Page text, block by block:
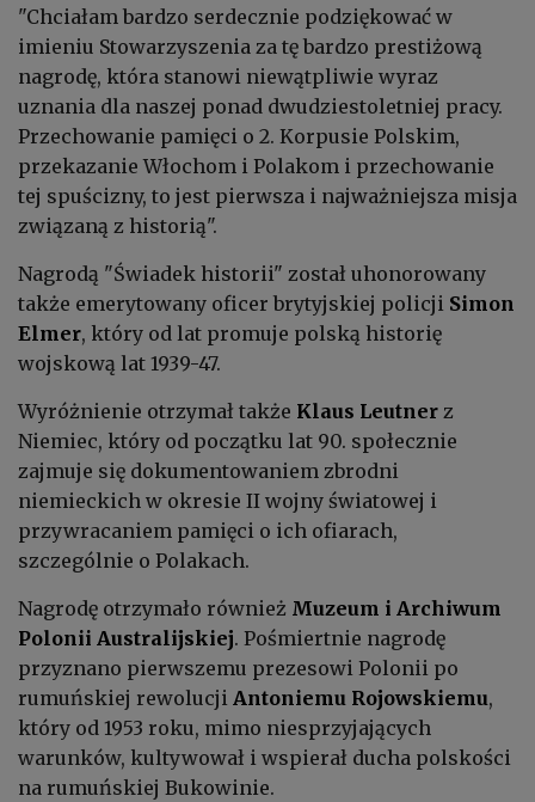
"Chciałam bardzo serdecznie podziękować w
imieniu Stowarzyszenia za tę bardzo prestiżową
nagrodę, która stanowi niewątpliwie wyraz
uznania dla naszej ponad dwudziestoletniej pracy.
Przechowanie pamięci o 2. Korpusie Polskim,
przekazanie Włochom i Polakom i przechowanie
tej spuścizny, to jest pierwsza i najważniejsza misja
związaną z historią".
Nagrodą "Świadek historii" został uhonorowany
także emerytowany oficer brytyjskiej policji Simon
Elmer, który od lat promuje polską historię
wojskową lat 1939-47.
Wyróżnienie otrzymał także Klaus Leutner z
Niemiec, który od początku lat 90. społecznie
zajmuje się dokumentowaniem zbrodni
niemieckich w okresie II wojny światowej i
przywracaniem pamięci o ich ofiarach,
szczególnie o Polakach.
Nagrodę otrzymało również Muzeum i Archiwum
Polonii Australijskiej. Pośmiertnie nagrodę
przyznano pierwszemu prezesowi Polonii po
rumuńskiej rewolucji Antoniemu Rojowskiemu,
który od 1953 roku, mimo niesprzyjających
warunków, kultywował i wspierał ducha polskości
na rumuńskiej Bukowinie.